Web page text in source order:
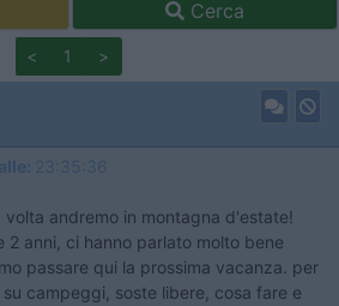
Cerca
< 1 >
alle: 23:35:36
andremo in montagna d'estate!
2 anni, ci hanno parlato molto bene
passare qui la prossima vacanza. per
campeggi, soste libere, cosa fare e